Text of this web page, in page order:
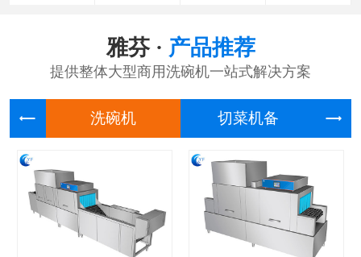
雅芬 · 产品推荐
提供整体大型商用洗碗机一站式解决方案
洗碗机 切菜机